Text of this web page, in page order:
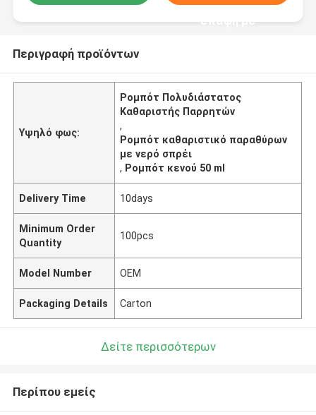
επαφή με
Περιγραφή προϊόντων
Υψηλό φως:
Ρομπότ Πολυδιάστατος
Καθαριστής Παρρητών
,
Ρομπότ καθαριστικό παραθύρων
με νερό σπρέι
, Ρομπότ κενού 50 ml
Delivery Time 10days
Minimum Order
Quantity
100pcs
Model Number OEM
Packaging Details Carton
Δείτε περισσότερων
Περίπου εμείς